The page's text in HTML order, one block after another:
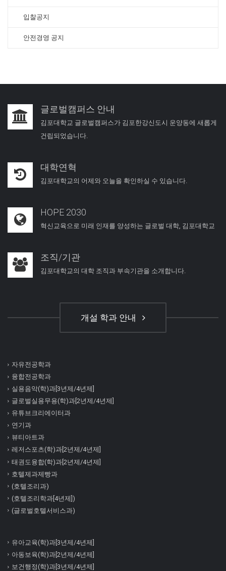
입찰공지
안전경영 공지
글로벌캠퍼스 안내
김포대학교 글로벌캠퍼스가 김포한강신도시 운양동에 새롭게
건립되었습니다.
대학연혁
김포대학교의 어제와 오늘을 확인하실 수 있습니다.
HOPE 2030
혁신교육으로 미래 인재를 양성하는 글로벌 대학, 김포대학교
조직/기관
김포대학교의 대학 조직과 부속기관을 소개합니다.
개설 학과 안내
자유전공학과
융합전공학과
실용음악(학)과[3년제/4년제]
글로벌실용무용(학)과[2년제/4년제]
유튜브크리에이터과
연기과
뷰티아트과
레저스포츠(학)과[2년제/4년제]
태권도융합(학)과[2년제/4년제]
호텔제과제빵과
(호텔조리과)
(호텔조리학과[4년제])
(글로벌호텔서비스과)
유아교육(학)과[3년제/4년제]
아동보육(학)과[2년제/4년제]
보건행정(학)과[3년제/4년제]